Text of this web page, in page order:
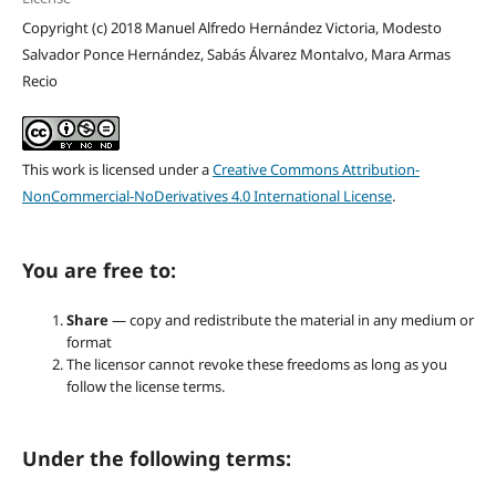
Copyright (c) 2018 Manuel Alfredo Hernández Victoria, Modesto
Salvador Ponce Hernández, Sabás Álvarez Montalvo, Mara Armas
Recio
This work is licensed under aCreative Commons Attribution-
NonCommercial-NoDerivatives 4.0 International License.
You are free to:
Share— copy and redistribute the material in any medium or
format
The licensor cannot revoke these freedoms as long as you
follow the license terms.
Under the following terms: